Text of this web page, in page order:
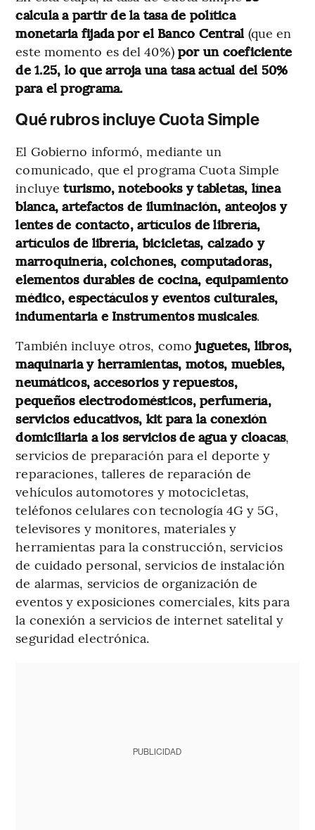
calcula a partir de la tasa de política
monetaria fijada por el Banco Central (que en
este momento es del 40%) por un coeficiente
de 1.25, lo que arroja una tasa actual del 50%
para el programa.
Qué rubros incluye Cuota Simple
El Gobierno informó, mediante un
comunicado, que el programa Cuota Simple
incluye turismo, notebooks y tabletas, línea
blanca, artefactos de iluminación, anteojos y
lentes de contacto, artículos de librería,
artículos de librería, bicicletas, calzado y
marroquinería, colchones, computadoras,
elementos durables de cocina, equipamiento
médico, espectáculos y eventos culturales,
indumentaria e Instrumentos musicales.
También incluye otros, comojuguetes, libros,
maquinaria y herramientas, motos, muebles,
neumáticos, accesorios y repuestos,
pequeños electrodomésticos, perfumería,
servicios educativos, kit para la conexión
domiciliaria a los servicios de agua y cloacas,
servicios de preparación para el deporte y
reparaciones, talleres de reparación de
vehículos automotores y motocicletas,
teléfonos celulares con tecnología 4G y 5G,
televisores y monitores, materiales y
herramientas para la construcción, servicios
de cuidado personal, servicios de instalación
de alarmas, servicios de organización de
eventos y exposiciones comerciales, kits para
la conexión a servicios de internet satelital y
seguridad electrónica.
PUBLICIDAD